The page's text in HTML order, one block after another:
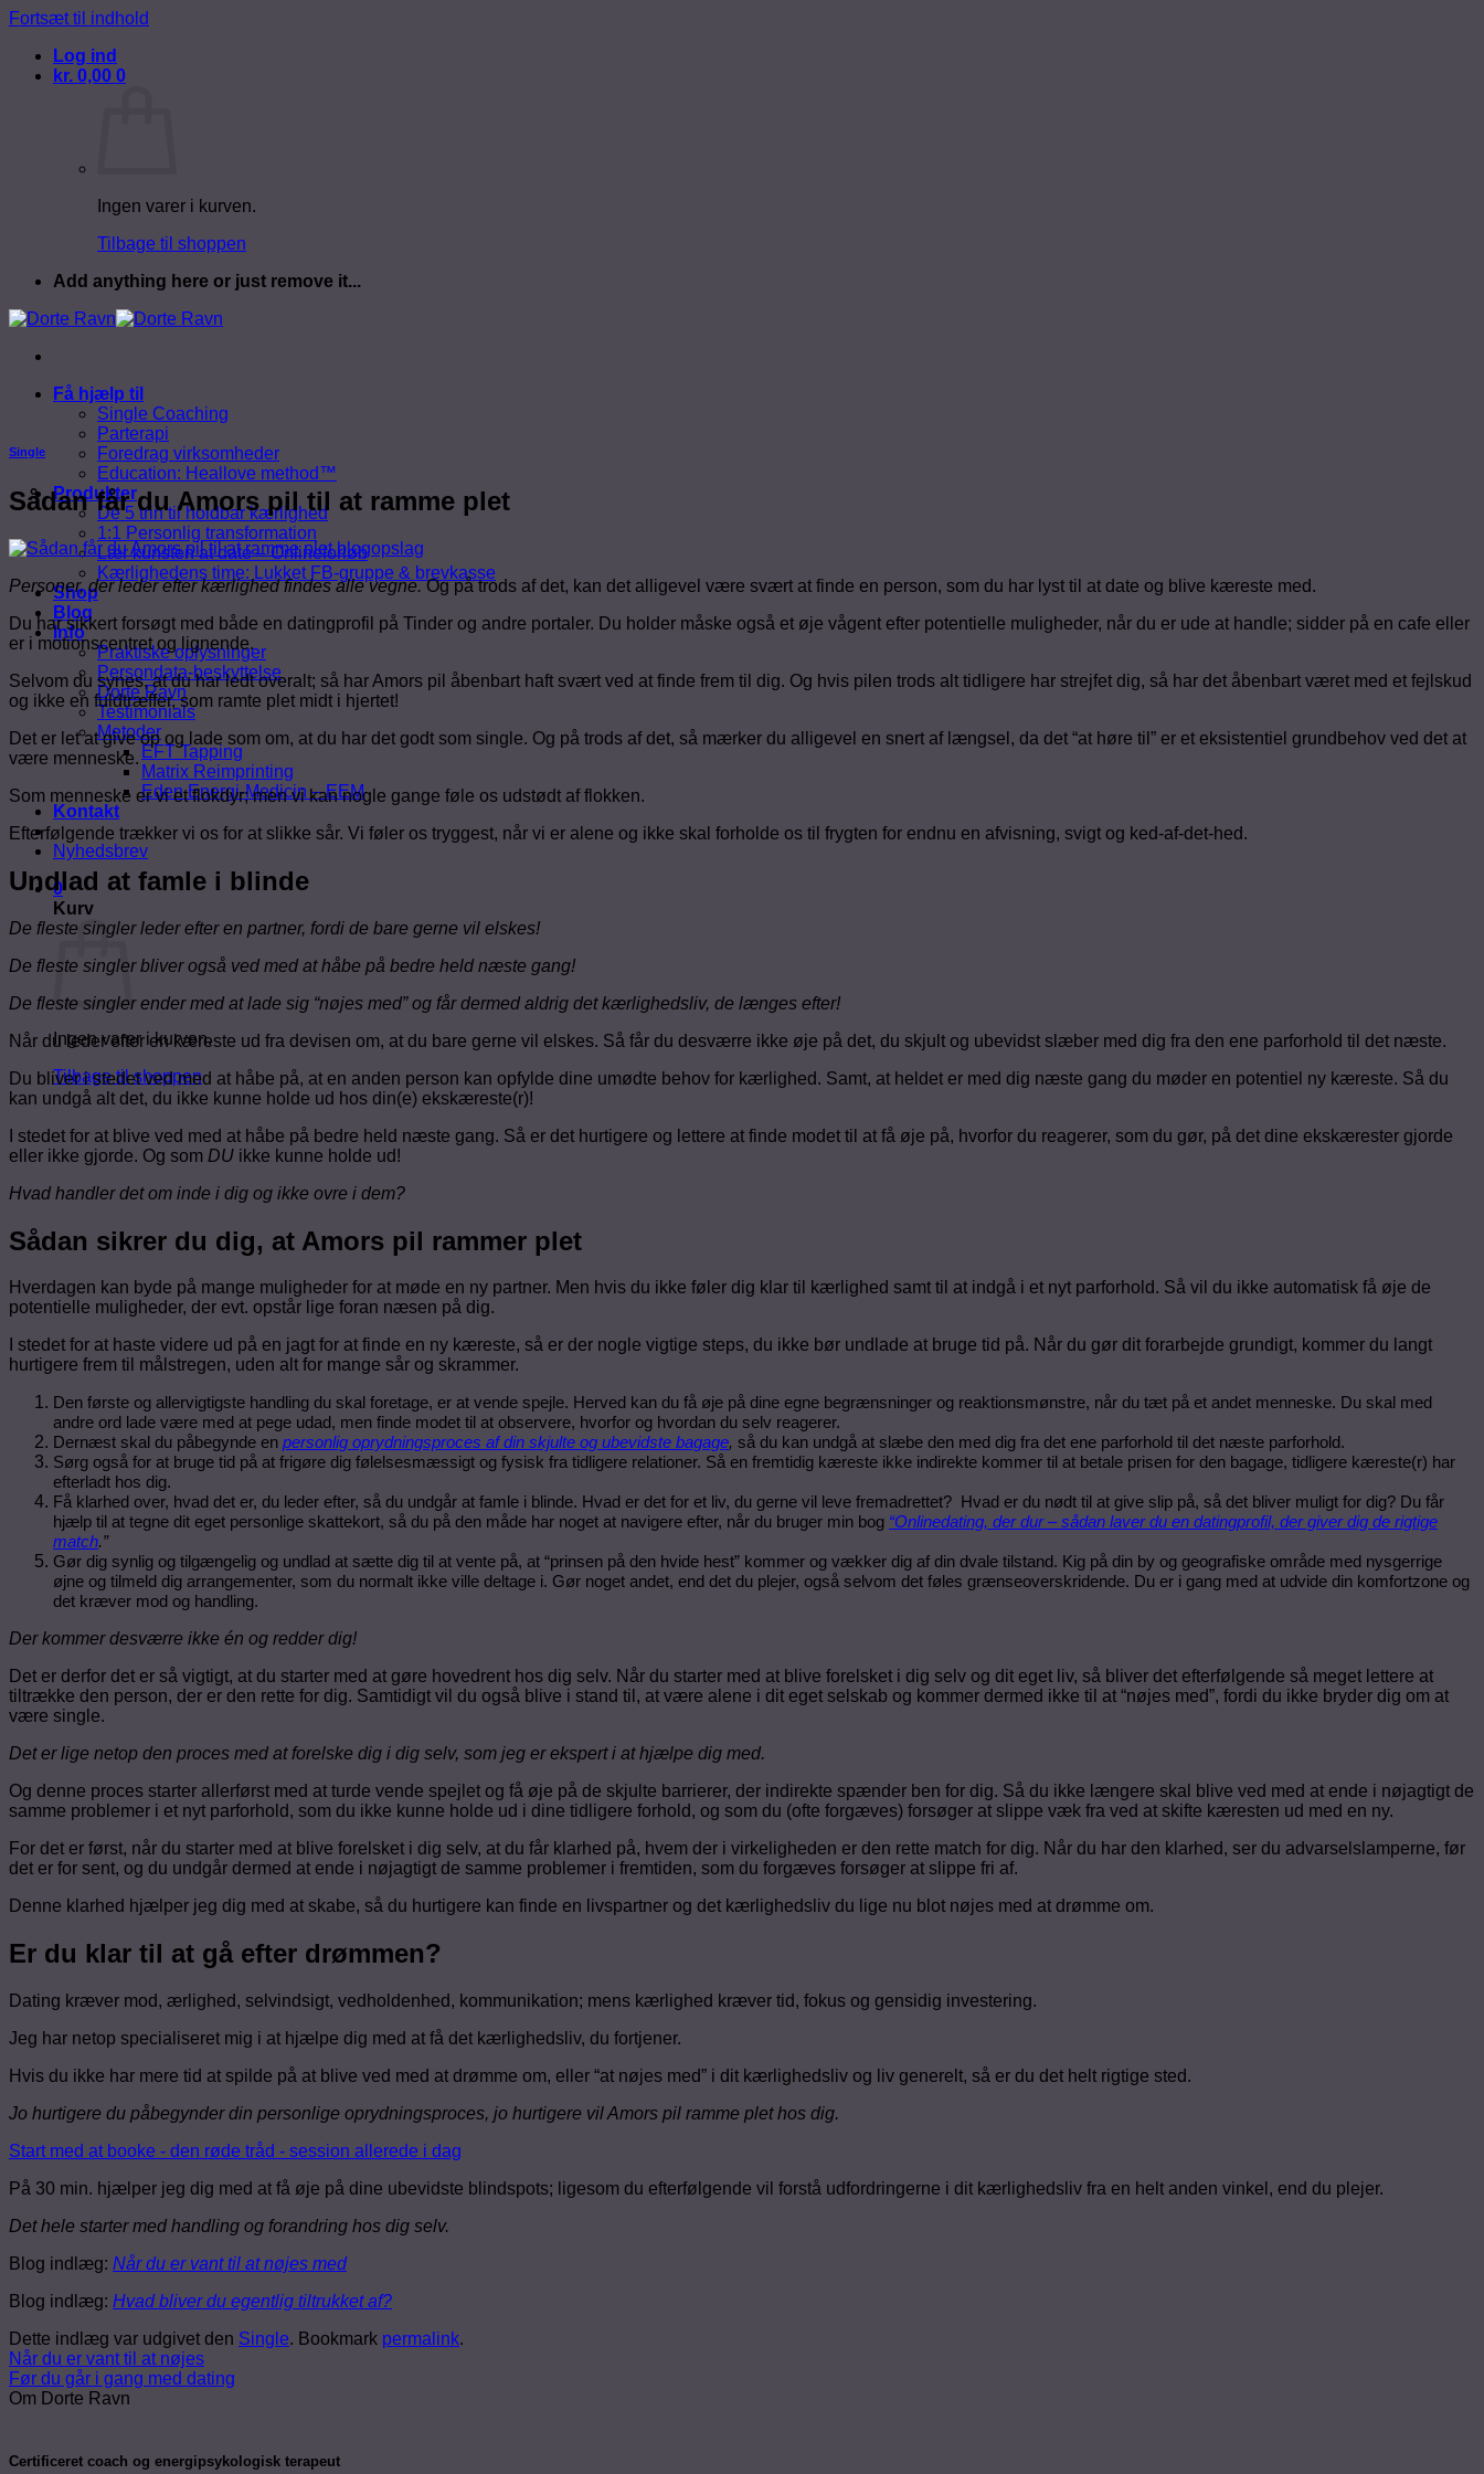
Fortsæt til indhold
Log ind
kr. 0,00 0
Ingen varer i kurven.
Tilbage til shoppen
Add anything here or just remove it...
Få hjælp til
Single Coaching
Parterapi
Foredrag virksomheder
Education: Heallove method™
Produkter
De 5 trin til holdbar kærlighed
1:1 Personlig transformation
Lær kunsten at date – Onlineforløb
Kærlighedens time: Lukket FB-gruppe & brevkasse
Shop
Blog
Info
Praktiske oplysninger
Persondata-beskyttelse
Dorte Ravn
Testimonials
Metoder
EFT Tapping
Matrix Reimprinting
Eden Energi-Medicin – EEM
Kontakt
Nyhedsbrev
0
Kurv
Ingen varer i kurven.
Tilbage til shoppen
Single
Sådan får du Amors pil til at ramme plet
Personer, der leder efter kærlighed findes alle vegne.Og på trods af det, kan det alligevel være svært at finde en person, som du har lyst til at date og blive kæreste med.
Du har sikkert forsøgt med både en datingprofil på Tinder og andre portaler. Du holder måske også et øje vågent efter potentielle muligheder, når du er ude at handle; sidder på en cafe eller
er i motionscentret og lignende.
Selvom du synes, at du har ledt overalt; så har Amors pil åbenbart haft svært ved at finde frem til dig. Og hvis pilen trods alt tidligere har strejfet dig, så har det åbenbart været med et fejlskud
og ikke en fuldtræffer, som ramte plet midt i hjertet!
Det er let at give op og lade som om, at du har det godt som single. Og på trods af det, så mærker du alligevel en snert af længsel, da det “at høre til” er et eksistentiel grundbehov ved det at
være menneske.
Som menneske er vi et flokdyr; men vi kan nogle gange føle os udstødt af flokken.
Efterfølgende trækker vi os for at slikke sår. Vi føler os tryggest, når vi er alene og ikke skal forholde os til frygten for endnu en afvisning, svigt og ked-af-det-hed.
Undlad at famle i blinde
De fleste singler leder efter en partner, fordi de bare gerne vil elskes!
De fleste singler bliver også ved med at håbe på bedre held næste gang!
De fleste singler ender med at lade sig “nøjes med” og får dermed aldrig det kærlighedsliv, de længes efter!
Når du leder efter en kæreste ud fra devisen om, at du bare gerne vil elskes. Så får du desværre ikke øje på det, du skjult og ubevidst slæber med dig fra den ene parforhold til det næste.
Du bliver i stedet ved med at håbe på, at en anden person kan opfylde dine umødte behov for kærlighed. Samt, at heldet er med dig næste gang du møder en potentiel ny kæreste. Så du
kan undgå alt det, du ikke kunne holde ud hos din(e) ekskæreste(r)!
I stedet for at blive ved med at håbe på bedre held næste gang. Så er det hurtigere og lettere at finde modet til at få øje på, hvorfor du reagerer, som du gør, på det dine ekskærester gjorde
eller ikke gjorde. Og som DU ikke kunne holde ud!
Hvad handler det om inde i dig og ikke ovre i dem?
Sådan sikrer du dig, at Amors pil rammer plet
Hverdagen kan byde på mange muligheder for at møde en ny partner. Men hvis du ikke føler dig klar til kærlighed samt til at indgå i et nyt parforhold. Så vil du ikke automatisk få øje de
potentielle muligheder, der evt. opstår lige foran næsen på dig.
I stedet for at haste videre ud på en jagt for at finde en ny kæreste, så er der nogle vigtige steps, du ikke bør undlade at bruge tid på. Når du gør dit forarbejde grundigt, kommer du langt
hurtigere frem til målstregen, uden alt for mange sår og skrammer.
Den første og allervigtigste handling du skal foretage, er at vende spejle. Herved kan du få øje på dine egne begrænsninger og reaktionsmønstre, når du tæt på et andet menneske. Du skal med
andre ord lade være med at pege udad, men finde modet til at observere, hvorfor og hvordan du selv reagerer.
Dernæst skal du påbegynde en personlig oprydningsproces af din skjulte og ubevidste bagage, så du kan undgå at slæbe den med dig fra det ene parforhold til det næste parforhold.
Sørg også for at bruge tid på at frigøre dig følelsesmæssigt og fysisk fra tidligere relationer. Så en fremtidig kæreste ikke indirekte kommer til at betale prisen for den bagage, tidligere kæreste(r) har
efterladt hos dig.
Få klarhed over, hvad det er, du leder efter, så du undgår at famle i blinde. Hvad er det for et liv, du gerne vil leve fremadrettet? Hvad er du nødt til at give slip på, så det bliver muligt for dig? Du får
hjælp til at tegne dit eget personlige skattekort, så du på den måde har noget at navigere efter, når du bruger min bog “Onlinedating, der dur – sådan laver du en datingprofil, der giver dig de rigtige
match.”
Gør dig synlig og tilgængelig og undlad at sætte dig til at vente på, at “prinsen på den hvide hest” kommer og vækker dig af din dvale tilstand. Kig på din by og geografiske område med nysgerrige
øjne og tilmeld dig arrangementer, som du normalt ikke ville deltage i. Gør noget andet, end det du plejer, også selvom det føles grænseoverskridende. Du er i gang med at udvide din komfortzone og
det kræver mod og handling.
Der kommer desværre ikke én og redder dig!
Det er derfor det er så vigtigt, at du starter med at gøre hovedrent hos dig selv. Når du starter med at blive forelsket i dig selv og dit eget liv, så bliver det efterfølgende så meget lettere at
tiltrække den person, der er den rette for dig. Samtidigt vil du også blive i stand til, at være alene i dit eget selskab og kommer dermed ikke til at “nøjes med”, fordi du ikke bryder dig om at
være single.
Det er lige netop den proces med at forelske dig i dig selv, som jeg er ekspert i at hjælpe dig med.
Og denne proces starter allerførst med at turde vende spejlet og få øje på de skjulte barrierer, der indirekte spænder ben for dig. Så du ikke længere skal blive ved med at ende i nøjagtigt de
samme problemer i et nyt parforhold, som du ikke kunne holde ud i dine tidligere forhold, og som du (ofte forgæves) forsøger at slippe væk fra ved at skifte kæresten ud med en ny.
For det er først, når du starter med at blive forelsket i dig selv, at du får klarhed på, hvem der i virkeligheden er den rette match for dig. Når du har den klarhed, ser du advarselslamperne, før
det er for sent, og du undgår dermed at ende i nøjagtigt de samme problemer i fremtiden, som du forgæves forsøger at slippe fri af.
Denne klarhed hjælper jeg dig med at skabe, så du hurtigere kan finde en livspartner og det kærlighedsliv du lige nu blot nøjes med at drømme om.
Er du klar til at gå efter drømmen?
Dating kræver mod, ærlighed, selvindsigt, vedholdenhed, kommunikation; mens kærlighed kræver tid, fokus og gensidig investering.
Jeg har netop specialiseret mig i at hjælpe dig med at få det kærlighedsliv, du fortjener.
Hvis du ikke har mere tid at spilde på at blive ved med at drømme om, eller “at nøjes med” i dit kærlighedsliv og liv generelt, så er du det helt rigtige sted.
Jo hurtigere du påbegynder din personlige oprydningsproces, jo hurtigere vil Amors pil ramme plet hos dig.
Start med at booke - den røde tråd - session allerede i dag
På 30 min. hjælper jeg dig med at få øje på dine ubevidste blindspots; ligesom du efterfølgende vil forstå udfordringerne i dit kærlighedsliv fra en helt anden vinkel, end du plejer.
Det hele starter med handling og forandring hos dig selv.
Blog indlæg: Når du er vant til at nøjes med
Blog indlæg: Hvad bliver du egentlig tiltrukket af?
Dette indlæg var udgivet den Single. Bookmark permalink.
Når du er vant til at nøjes
Før du går i gang med dating
Om Dorte Ravn
Certificeret coach og energipsykologisk terapeut